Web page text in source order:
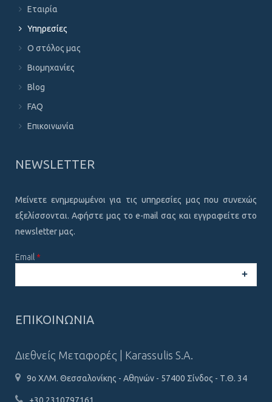
Εταιρία
Υπηρεσίες
Ο στόλος μας
Βιομηχανίες
Blog
FAQ
Επικοινωνία
NEWSLETTER
Μείνετε ενημερωμένοι για τις υπηρεσίες μας που συνεχώς
εξελίσσονται. Αφήστε μας το e-mail σας και εγγραφείτε στο
newsletter μας.
Email *
question is
not you are a
visitor and to
prevent
ΕΠΙΚΟΙΝΩΝΙΑ
Διεθνείς Μεταφορές | Karassulis S.A.
9ο ΧΛΜ. Θεσσαλονίκης - Αθηνών - 57400 Σίνδος - Τ.Θ. 34
+30 2310797161